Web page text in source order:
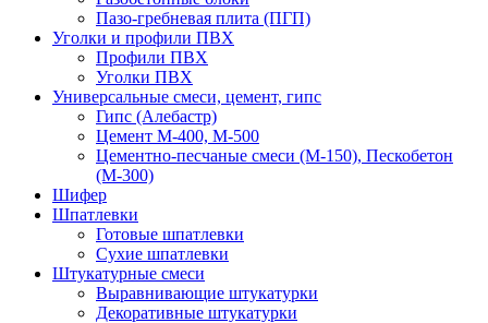
Пазо-гребневая плита (ПГП)
Уголки и профили ПВХ
Профили ПВХ
Уголки ПВХ
Универсальные смеси, цемент, гипс
Гипс (Алебастр)
Цемент М-400, М-500
Цементно-песчаные смеси (М-150), Пескобетон
(М-300)
Шифер
Шпатлевки
Готовые шпатлевки
Сухие шпатлевки
Штукатурные смеси
Выравнивающие штукатурки
Декоративные штукатурки